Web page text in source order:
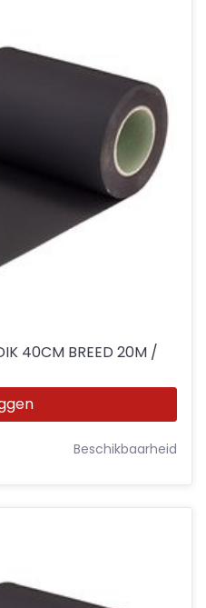
40CM BREED 20M /
Beschikbaarheid